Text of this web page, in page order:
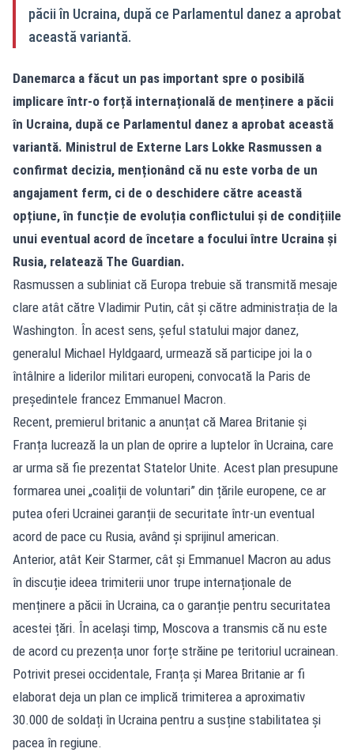
păcii în Ucraina, după ce Parlamentul danez a aprobat
această variantă.
Danemarca a făcut un pas important spre o posibilă
implicare într-o forță internațională de menținere a păcii
în Ucraina, după ce Parlamentul danez a aprobat această
variantă. Ministrul de Externe Lars Lokke Rasmussen a
confirmat decizia, menționând că nu este vorba de un
angajament ferm, ci de o deschidere către această
opțiune, în funcție de evoluția conflictului și de condițiile
unui eventual acord de încetare a focului între Ucraina și
Rusia, relatează The Guardian.
Rasmussen a subliniat că Europa trebuie să transmită mesaje
clare atât către Vladimir Putin, cât și către administrația de la
Washington. În acest sens, șeful statului major danez,
generalul Michael Hyldgaard, urmează să participe joi la o
întâlnire a liderilor militari europeni, convocată la Paris de
președintele francez Emmanuel Macron.
Recent, premierul britanic a anunțat că Marea Britanie și
Franța lucrează la un plan de oprire a luptelor în Ucraina, care
ar urma să fie prezentat Statelor Unite. Acest plan presupune
formarea unei „coaliții de voluntari” din țările europene, ce ar
putea oferi Ucrainei garanții de securitate într-un eventual
acord de pace cu Rusia, având și sprijinul american.
Anterior, atât Keir Starmer, cât și Emmanuel Macron au adus
în discuție ideea trimiterii unor trupe internaționale de
menținere a păcii în Ucraina, ca o garanție pentru securitatea
acestei țări. În același timp, Moscova a transmis că nu este
de acord cu prezența unor forțe străine pe teritoriul ucrainean.
Potrivit presei occidentale, Franța și Marea Britanie ar fi
elaborat deja un plan ce implică trimiterea a aproximativ
30.000 de soldați în Ucraina pentru a susține stabilitatea și
pacea în regiune.